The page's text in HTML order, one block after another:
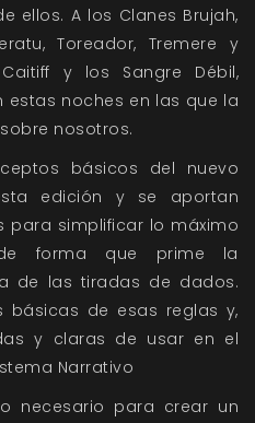
ellos. A los Clanes Brujah,
Toreador, Tremere y
y los Sangre Débil,
noches en las que la
nosotros.
básicos del nuevo
edición y se aportan
para simplificar lo máximo
forma que prime la
de las tiradas de dados.
básicas de esas reglas y,
y claras de usar en el
Narrativo
necesario para crear un